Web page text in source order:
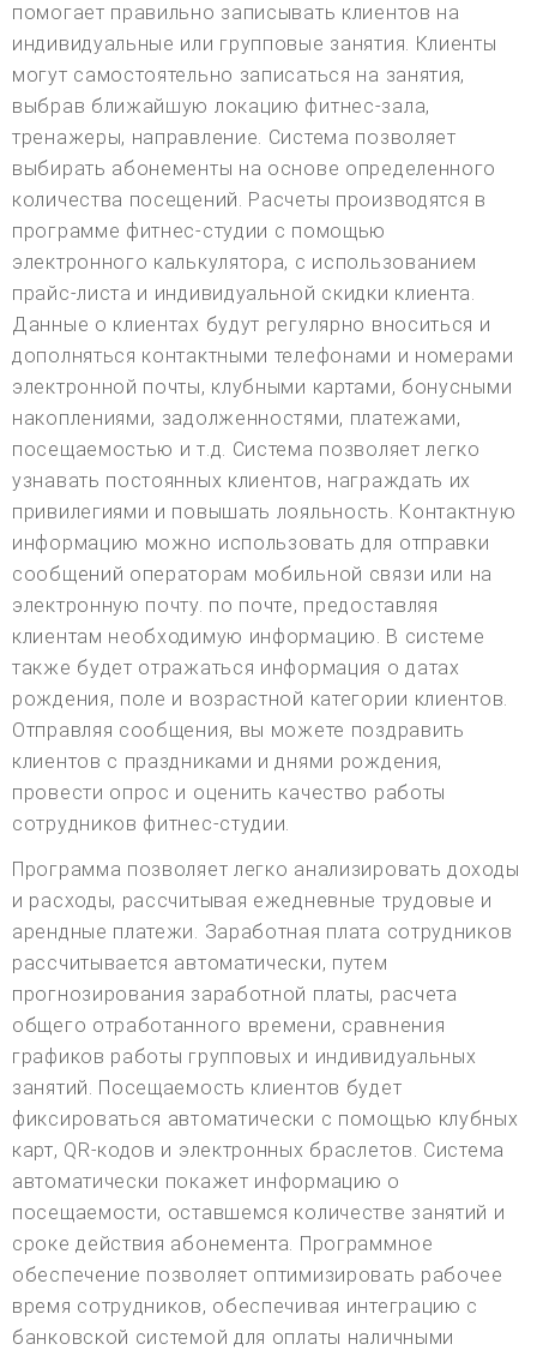
помогает правильно записывать клиентов на
индивидуальные или групповые занятия. Клиенты
могут самостоятельно записаться на занятия,
выбрав ближайшую локацию фитнес-зала,
тренажеры, направление. Система позволяет
выбирать абонементы на основе определенного
количества посещений. Расчеты производятся в
программе фитнес-студии с помощью
электронного калькулятора, с использованием
прайс-листа и индивидуальной скидки клиента.
Данные о клиентах будут регулярно вноситься и
дополняться контактными телефонами и номерами
электронной почты, клубными картами, бонусными
накоплениями, задолженностями, платежами,
посещаемостью и т.д. Система позволяет легко
узнавать постоянных клиентов, награждать их
привилегиями и повышать лояльность. Контактную
информацию можно использовать для отправки
сообщений операторам мобильной связи или на
электронную почту. по почте, предоставляя
клиентам необходимую информацию. В системе
также будет отражаться информация о датах
рождения, поле и возрастной категории клиентов.
Отправляя сообщения, вы можете поздравить
клиентов с праздниками и днями рождения,
провести опрос и оценить качество работы
сотрудников фитнес-студии.
Программа позволяет легко анализировать доходы
и расходы, рассчитывая ежедневные трудовые и
арендные платежи. Заработная плата сотрудников
рассчитывается автоматически, путем
прогнозирования заработной платы, расчета
общего отработанного времени, сравнения
графиков работы групповых и индивидуальных
занятий. Посещаемость клиентов будет
фиксироваться автоматически с помощью клубных
карт, QR-кодов и электронных браслетов. Система
автоматически покажет информацию о
посещаемости, оставшемся количестве занятий и
сроке действия абонемента. Программное
обеспечение позволяет оптимизировать рабочее
время сотрудников, обеспечивая интеграцию с
банковской системой для оплаты наличными